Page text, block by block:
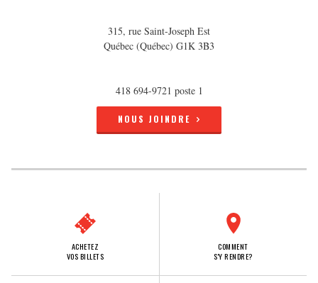
315, rue Saint-Joseph Est
Québec (Québec) G1K 3B3
418 694-9721 poste 1
NOUS JOINDRE
ACHETEZ
VOS BILLETS
COMMENT
S'Y RENDRE?